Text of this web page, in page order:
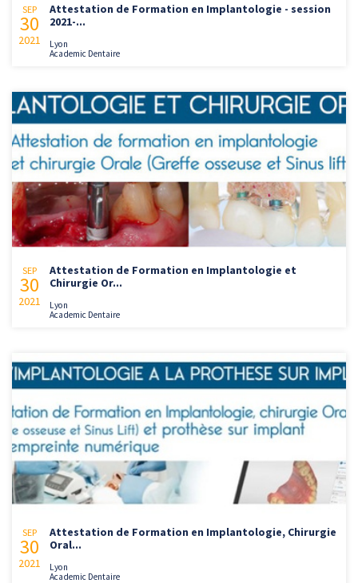
SEP
30
2021
Attestation de Formation en Implantologie - session
2021-...
Lyon
Academic Dentaire
SEP
30
2021
Attestation de Formation en Implantologie et
Chirurgie Or...
Lyon
Academic Dentaire
SEP
30
2021
Attestation de Formation en Implantologie, Chirurgie
Oral...
Lyon
Academic Dentaire